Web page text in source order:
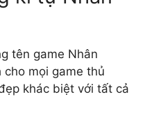
tên game Nhân
mọi game thủ
khác biệt với tất cả